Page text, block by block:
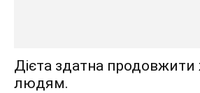
Дієта здатна продовжити
людям.